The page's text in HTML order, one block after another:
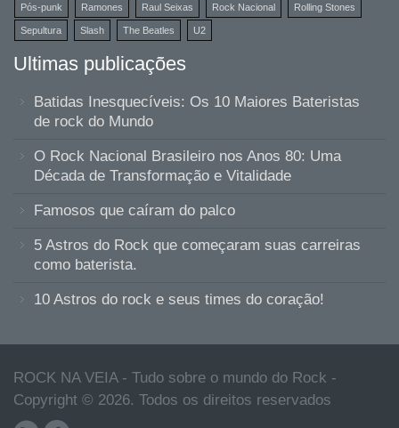
Pós-punk Ramones Raul Seixas Rock Nacional Rolling Stones
Sepultura Slash The Beatles U2
Ultimas publicações
Batidas Inesquecíveis: Os 10 Maiores Bateristas
de rock do Mundo
O Rock Nacional Brasileiro nos Anos 80: Uma
Década de Transformação e Vitalidade
Famosos que caíram do palco
5 Astros do Rock que começaram suas carreiras
como baterista.
10 Astros do rock e seus times do coração!
ROCK NA VEIA - Tudo sobre o mundo do Rock -
Copyright © 2026. Todos os direitos reservados